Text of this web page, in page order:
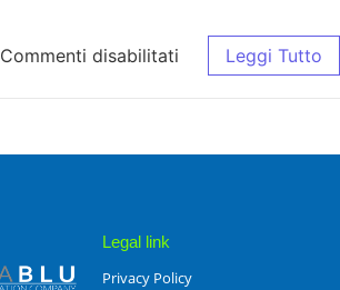
Commenti disabilitati Leggi Tutto
Legal link
Privacy Policy